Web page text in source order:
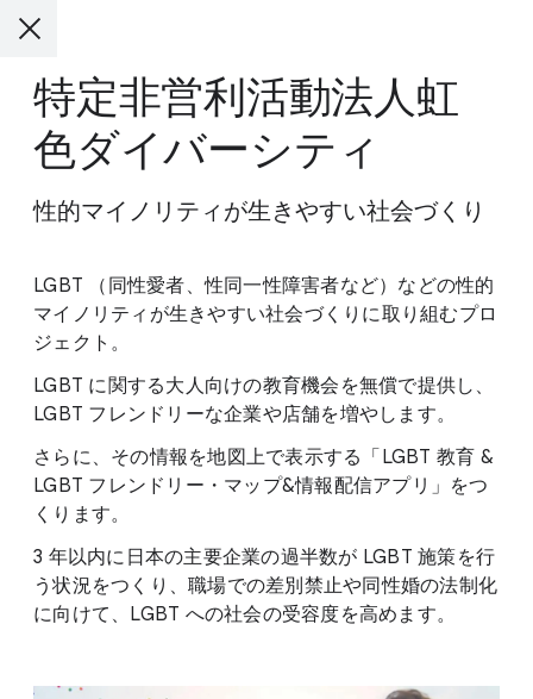
特定非営利活動法人虹
色ダイバーシティ
性的マイノリティが生きやすい社会づくり
LGBT （同性愛者、性同一性障害者など）などの性的
マイノリティが生きやすい社会づくりに取り組むプロ
ジェクト。
LGBT に関する大人向けの教育機会を無償で提供し、
LGBT フレンドリーな企業や店舗を増やします。
さらに、その情報を地図上で表示する「LGBT 教育 &
LGBT フレンドリー・マップ&情報配信アプリ」をつ
くります。
3 年以内に日本の主要企業の過半数が LGBT 施策を行
う状況をつくり、職場での差別禁止や同性婚の法制化
に向けて、LGBT への社会の受容度を高めます。